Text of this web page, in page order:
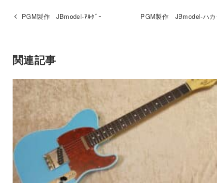
PGM製作 JBmodel-ｱﾙﾀﾞｰ PGM製作 JBmodel-ハカ
関連記事